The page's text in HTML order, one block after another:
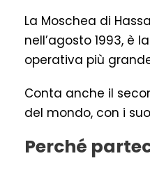
La Moschea di
nell’agosto 1993, è
operativa più
Conta anche il
del mondo, con i
Perché